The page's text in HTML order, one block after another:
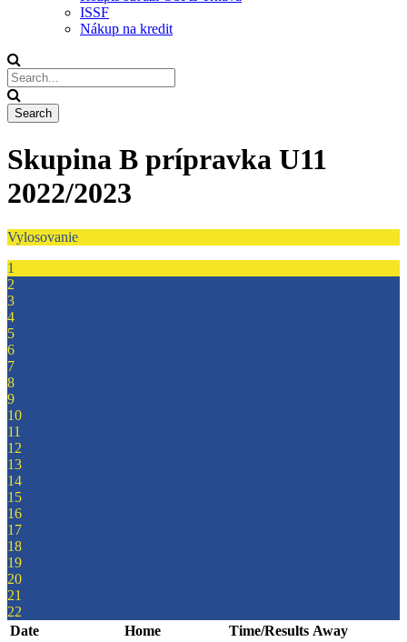
ISSF
Nákup na kredit
Skupina B prípravka U11
2022/2023
Vylosovanie
1
2
3
4
5
6
7
8
9
10
11
12
13
14
15
16
17
18
19
20
21
22
Date
Home Time/Results Away